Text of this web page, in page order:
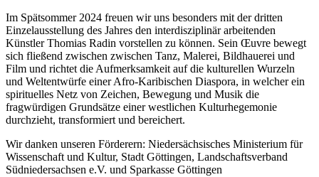
Im Spätsommer 2024 freuen wir uns besonders mit der dritten
Einzelausstellung des Jahres den interdisziplinär arbeitenden
Künstler Thomias Radin vorstellen zu können. Sein Œuvre bewegt
sich fließend zwischen zwischen Tanz, Malerei, Bildhauerei und
Film und richtet die Aufmerksamkeit auf die kulturellen Wurzeln
und Weltentwürfe einer Afro-Karibischen Diaspora, in welcher ein
spirituelles Netz von Zeichen, Bewegung und Musik die
fragwürdigen Grundsätze einer westlichen Kulturhegemonie
durchzieht, transformiert und bereichert.
Wir danken unseren Förderern: Niedersächsisches Ministerium für
Wissenschaft und Kultur, Stadt Göttingen, Landschaftsverband
Südniedersachsen e.V. und Sparkasse Göttingen